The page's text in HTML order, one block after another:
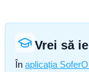
Vrei să
În aplicația